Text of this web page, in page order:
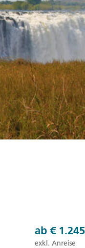
ab € 1.245
exkl. Anreise